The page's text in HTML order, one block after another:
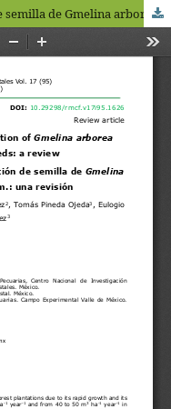
Consideraciones para la selección de semilla de Gmelina arborea Roxb. ex Sm.: una revisión